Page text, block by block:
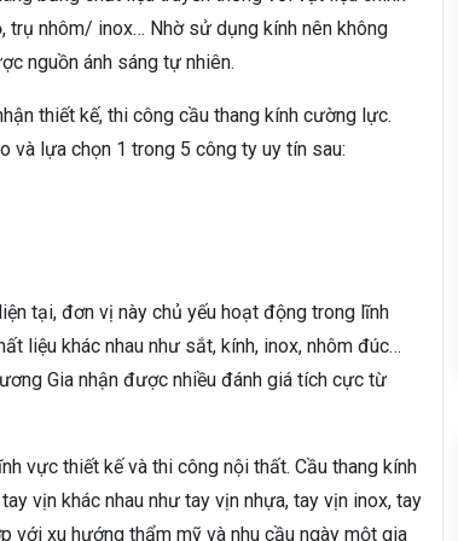
trụ nhôm/ inox… Nhờ sử dụng kính nên không
nguồn ánh sáng tự nhiên.
thiết kế, thi công cầu thang kính cường lực.
và lựa chọn 1 trong 5 công ty uy tín sau:
tại, đơn vị này chủ yếu hoạt động trong lĩnh
liệu khác nhau như sắt, kính, inox, nhôm đúc…
Gia nhận được nhiều đánh giá tích cực từ
vực thiết kế và thi công nội thất. Cầu thang kính
vịn khác nhau như tay vịn nhựa, tay vịn inox, tay
với xu hướng thẩm mỹ và nhu cầu ngày một gia